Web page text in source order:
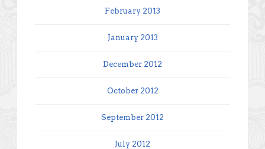
February 2013
January 2013
December 2012
October 2012
September 2012
July 2012